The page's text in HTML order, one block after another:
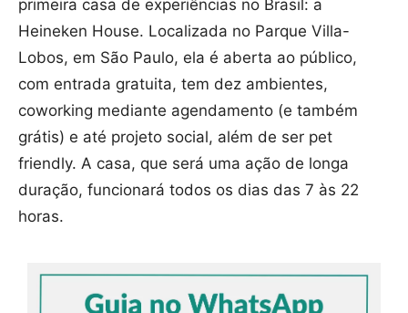
primeira casa de experiências no Brasil: a
Heineken House. Localizada no Parque Villa-
Lobos, em São Paulo, ela é aberta ao público,
com entrada gratuita, tem dez ambientes,
coworking mediante agendamento (e também
grátis) e até projeto social, além de ser pet
friendly. A casa, que será uma ação de longa
duração, funcionará todos os dias das 7 às 22
horas.